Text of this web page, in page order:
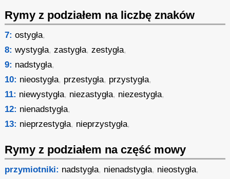
Rymy z podziałem na liczbę znaków
7: ostygła,
8: wystygła,zastygła,zestygła,
9: nadstygła,
10: nieostygła, przestygła, przystygła,
11: niewystygła, niezastygła, niezestygła,
12: nienadstygła,
13: nieprzestygła, nieprzystygła,
Rymy z podziałem na część mowy
przymiotniki: nadstygła, nienadstygła, nieostygła,